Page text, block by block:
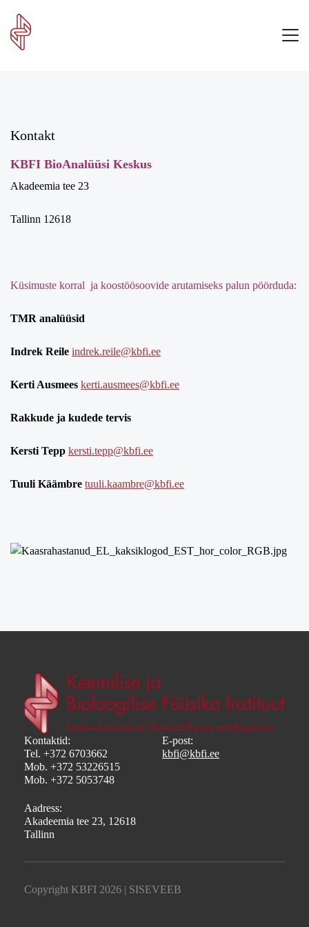
Kontakt
KBFI BioAnalüüsi Keskus
Akadeemia tee 23
Tallinn 12618
Küsimuste korral ja koostöösoovide arutamiseks palun pöörduda:
TMR analüüsid
Indrek Reile indrek.reile@kbfi.ee
Kerti Ausmees kerti.ausmees@kbfi.ee
Rakkude ja kudede tervis
Kersti Tepp kersti.tepp@kbfi.ee
Tuuli Käämbre tuuli.kaambre@kbfi.ee
Kontaktid:
Tel. +372 6703662
Mob. +372 53226515
Mob. +372 5053748
E-post:
kbfi@kbfi.ee
Aadress:
Akadeemia tee 23, 12618
Tallinn
Copyright KBFI 2026 | SISEVEEB